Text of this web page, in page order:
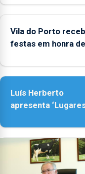
de
entre
as
e
as
18h00.
Porto
Vila do Porto
festas em honra de
Assunção
Luís Herberto
apresenta